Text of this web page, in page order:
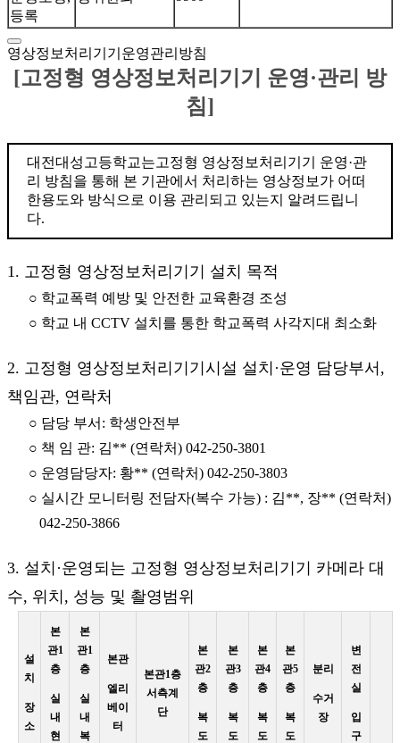
등록
영상정보처리기기운영관리방침
[고정형 영상정보처리기기 운영·관리 방
침]
대전대성고등학교는고정형 영상정보처리기기 운영·관
리 방침을 통해 본 기관에서 처리하는 영상정보가 어떠
한용도와 방식으로 이용 관리되고 있는지 알려드립니
다.
1. 고정형 영상정보처리기기 설치 목적
○ 학교폭력 예방 및 안전한 교육환경 조성
○ 학교 내 CCTV 설치를 통한 학교폭력 사각지대 최소화
2. 고정형 영상정보처리기기시설 설치·운영 담당부서,
책임관, 연락처
○ 담당 부서: 학생안전부
○ 책 임 관: 김** (연락처) 042-250-3801
○ 운영담당자: 황** (연락처) 042-250-3803
○ 실시간 모니터링 전담자(복수 가능) : 김**, 장** (연락처)
042-250-3866
3. 설치·운영되는 고정형 영상정보처리기기 카메라 대
수, 위치, 성능 및 촬영범위
설
치
장
소
본
관1
층
실
내
현
본
관1
층
실
내
복
본관
엘리
베이
터
본관1층
서측계
단
본
관2
층
복
도
본
관3
층
복
도
본
관4
층
복
도
본
관5
층
복
도
분리
수거
장
변
전
실
입
구